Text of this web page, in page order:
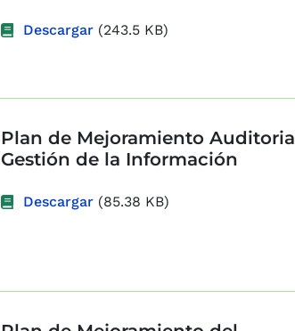
Descargar (243.5 KB)
Plan de Mejoramiento Auditoria
Gestión de la Información
Descargar (85.38 KB)